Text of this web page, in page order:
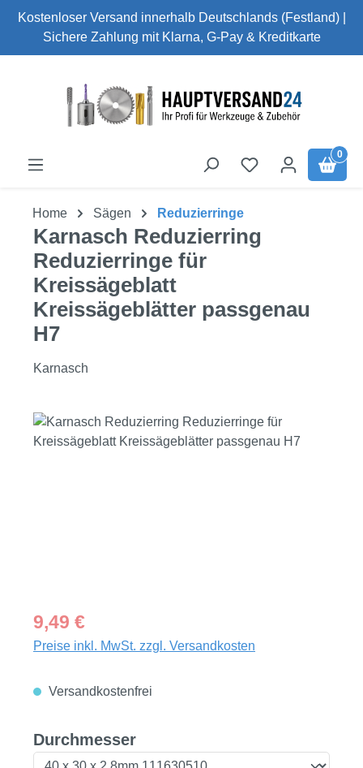
Zum Hauptinhalt springen
Kostenloser Versand innerhalb Deutschlands (Festland) |
Sichere Zahlung mit Klarna, G-Pay & Kreditkarte
0
Home Sägen Reduzierringe
Karnasch Reduzierring
Reduzierringe für
Kreissägeblatt
Kreissägeblätter passgenau
H7
Karnasch
Bildergalerie überspringen
Regulärer Preis:
9,49 €
Preise inkl. MwSt. zzgl. Versandkosten
Versandkostenfrei
Durchmesserauswählen